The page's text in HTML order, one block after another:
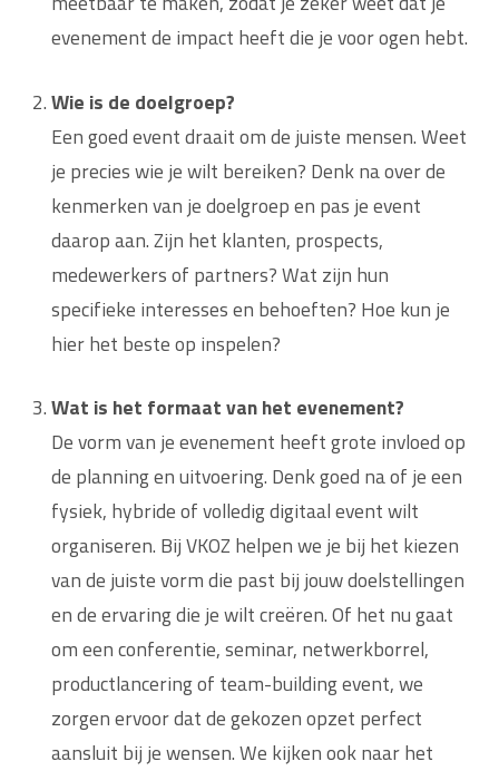
evenement de impact heeft die je voor ogen hebt.
Wie is de doelgroep?
Een goed event draait om de juiste mensen. Weet
je precies wie je wilt bereiken? Denk na over de
kenmerken van je doelgroep en pas je event
daarop aan. Zijn het klanten, prospects,
medewerkers of partners? Wat zijn hun
specifieke interesses en behoeften? Hoe kun je
hier het beste op inspelen?
Wat is het formaat van het evenement?
De vorm van je evenement heeft grote invloed op
de planning en uitvoering. Denk goed na of je een
fysiek, hybride of volledig digitaal event wilt
organiseren. Bij VKOZ helpen we je bij het kiezen
van de juiste vorm die past bij jouw doelstellingen
en de ervaring die je wilt creëren. Of het nu gaat
om een conferentie, seminar, netwerkborrel,
productlancering of team-building event, we
zorgen ervoor dat de gekozen opzet perfect
aansluit bij je wensen. We kijken ook naar het